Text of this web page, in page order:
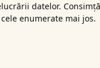
datelor.
enumerate mai jos.